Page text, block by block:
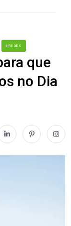
#REDES
que
no Dia